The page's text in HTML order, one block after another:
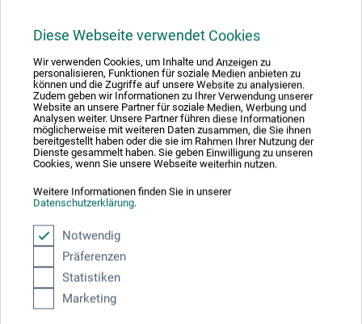
Diese Webseite verwendet Cookies
Wir verwenden Cookies, um Inhalte und Anzeigen zu
personalisieren, Funktionen für soziale Medien anbieten zu
können und die Zugriffe auf unsere Website zu analysieren.
Zudem geben wir Informationen zu Ihrer Verwendung unserer
Website an unsere Partner für soziale Medien, Werbung und
Analysen weiter. Unsere Partner führen diese Informationen
möglicherweise mit weiteren Daten zusammen, die Sie ihnen
bereitgestellt haben oder die sie im Rahmen Ihrer Nutzung der
Dienste gesammelt haben. Sie geben Einwilligung zu unseren
Cookies, wenn Sie unsere Webseite weiterhin nutzen.
Weitere Informationen finden Sie in unserer
Datenschutzerklärung.
Notwendig
Präferenzen
Statistiken
Marketing
Vit, matt teckningskartong med bra grepp, i fin kvalitet.
Syrafri, utan trä, 200 g/m². Inköp av stora volymer ger ett
mycket fördelaktigt pris.
Tillverkarens kontakt
Här hittar du tillverkarens kontaktuppgifter för den här
boesner GmbH holding + innovations